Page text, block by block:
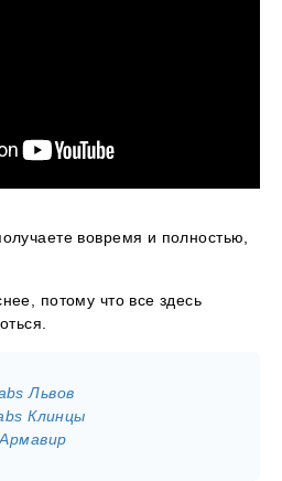
вовремя и полностью,
потому что все здесь
Львов
Клинцы